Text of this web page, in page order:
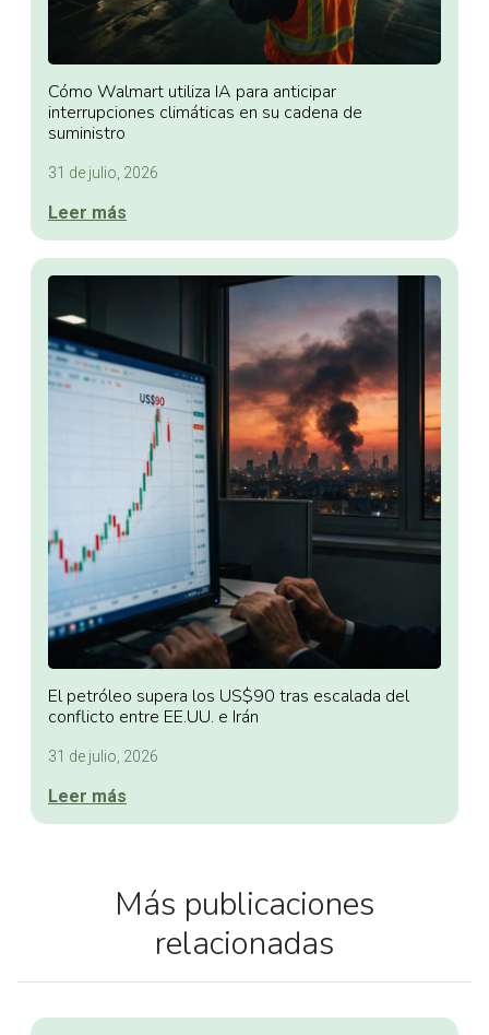
Cómo Walmart utiliza IA para anticipar
interrupciones climáticas en su cadena de
suministro
31 de julio, 2026
Leer más
El petróleo supera los US$90 tras escalada del
conflicto entre EE.UU. e Irán
31 de julio, 2026
Leer más
Más publicaciones
relacionadas